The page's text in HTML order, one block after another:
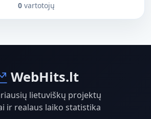
0 vartotojų
WebHits.lt
lietuviškų projektų
ir realaus laiko statistika